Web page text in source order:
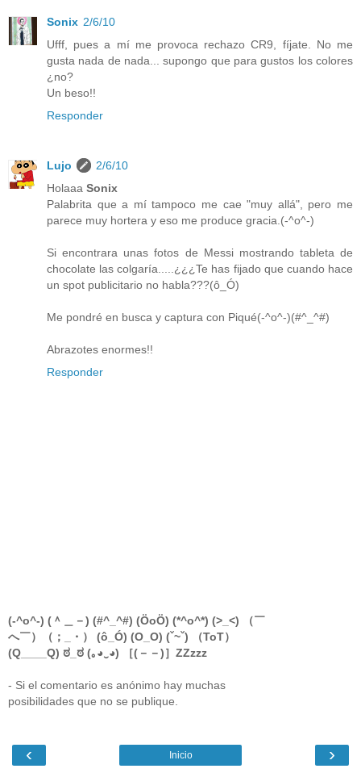
Sonix 2/6/10
Ufff, pues a mí me provoca rechazo CR9, fíjate. No me
gusta nada de nada... supongo que para gustos los colores
¿no?
Un beso!!
Responder
Lujo
2/6/10
Holaaa Sonix
Palabrita que a mí tampoco me cae "muy allá", pero me
parece muy hortera y eso me produce gracia.(-^o^-)
Si encontrara unas fotos de Messi mostrando tableta de
chocolate las colgaría.....¿¿¿Te has fijado que cuando hace
un spot publicitario no habla???(ô_Ó)
Me pondré en busca y captura con Piqué(-^o^-)(#^_^#)
Abrazotes enormes!!
Responder
(-^o^-) (＾＿－) (#^_^#) (ÖoÖ) (*^o^*) (>_<) （￣
へ￣）（；_・） (ô_Ó) (O_O) (ˇ~ˇ) （ToT）
(Q____Q) ಠ_ಠ (｡◕‿◕) ［(－－)］ZZzzz
- Si el comentario es anónimo hay muchas
posibilidades que no se publique.
‹ ›
Inicio